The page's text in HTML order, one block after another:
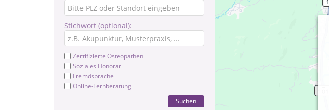
Stichwort (optional):
Zertifizierte Osteopathen
Soziales Honorar
Fremdsprache
Online-Fernberatung
Suchen